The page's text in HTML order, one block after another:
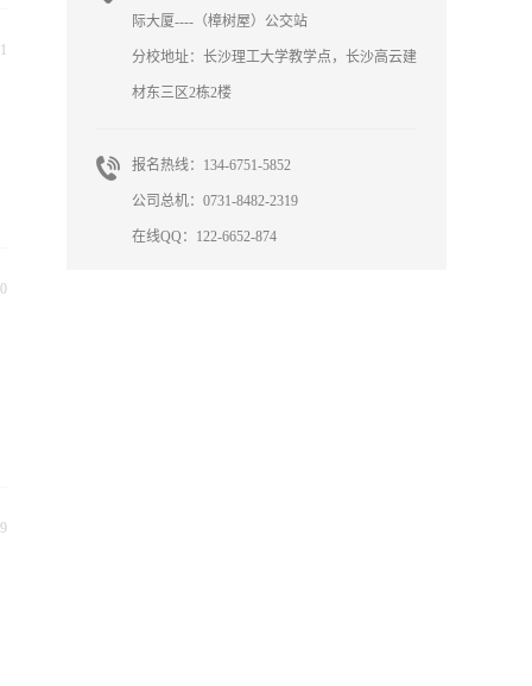
际大厦----（樟树屋）公交站
分校地址：长沙理工大学教学点，长沙高云建
材东三区2栋2楼
报名热线：134-6751-5852
公司总机：0731-8482-2319
在线QQ：122-6652-874